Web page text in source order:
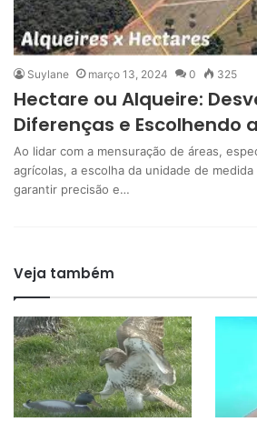
Suylane março 13, 2024 0 325
Hectare ou Alqueire:
Diferenças e Escolhendo
Ao lidar com a mensuração de áreas,
agrícolas, a escolha da unidade de
garantir precisão e…
Veja também